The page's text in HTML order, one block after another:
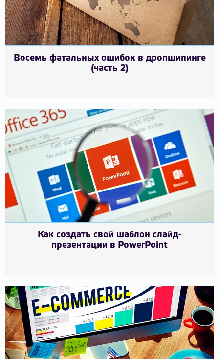
Восемь фатальных ошибок в дропшипинге
(часть 2)
Как создать свой шаблон слайд-
презентации в PowerPoint